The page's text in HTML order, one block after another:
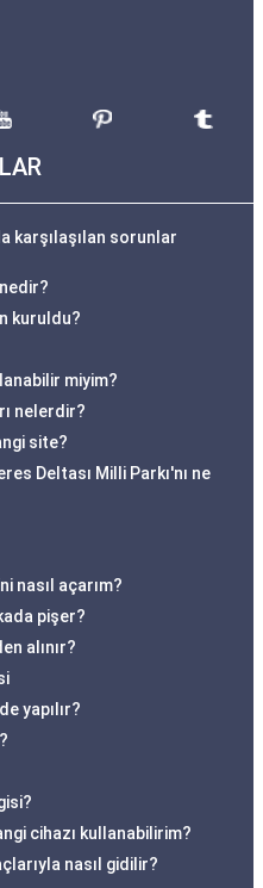
karşılaşılan sorunlar
kuruldu?
miyim?
nelerdir?
site?
Deltası Milli Parkı'nı ne
nasıl açarım?
pişer?
alınır?
yapılır?
cihazı kullanabilirim?
nasıl gidilir?